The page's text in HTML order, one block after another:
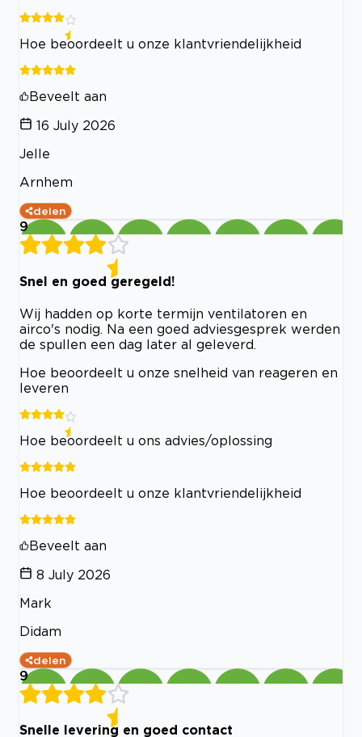
Hoe beoordeelt u onze klantvriendelijkheid
Beveelt aan
16 July 2026
Jelle
Arnhem
delen
9
Snel en goed geregeld!
Wij hadden op korte termijn ventilatoren en
airco's nodig. Na een goed adviesgesprek werden
de spullen een dag later al geleverd.
Hoe beoordeelt u onze snelheid van reageren en
leveren
Hoe beoordeelt u ons advies/oplossing
Hoe beoordeelt u onze klantvriendelijkheid
Beveelt aan
8 July 2026
Mark
Didam
delen
9
Snelle levering en goed contact